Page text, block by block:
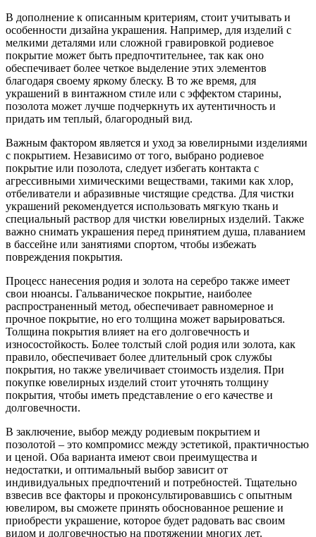
В дополнение к описанным критериям, стоит учитывать и
особенности дизайна украшения. Например, для изделий с
мелкими деталями или сложной гравировкой родиевое
покрытие может быть предпочтительнее, так как оно
обеспечивает более четкое выделение этих элементов
благодаря своему яркому блеску. В то же время, для
украшений в винтажном стиле или с эффектом старины,
позолота может лучше подчеркнуть их аутентичность и
придать им теплый, благородный вид.
Важным фактором является и уход за ювелирными изделиями
с покрытием. Независимо от того, выбрано родиевое
покрытие или позолота, следует избегать контакта с
агрессивными химическими веществами, такими как хлор,
отбеливатели и абразивные чистящие средства. Для чистки
украшений рекомендуется использовать мягкую ткань и
специальный раствор для чистки ювелирных изделий. Также
важно снимать украшения перед принятием душа, плаванием
в бассейне или занятиями спортом, чтобы избежать
повреждения покрытия.
Процесс нанесения родия и золота на серебро также имеет
свои нюансы. Гальваническое покрытие, наиболее
распространенный метод, обеспечивает равномерное и
прочное покрытие, но его толщина может варьироваться.
Толщина покрытия влияет на его долговечность и
износостойкость. Более толстый слой родия или золота, как
правило, обеспечивает более длительный срок службы
покрытия, но также увеличивает стоимость изделия. При
покупке ювелирных изделий стоит уточнять толщину
покрытия, чтобы иметь представление о его качестве и
долговечности.
В заключение, выбор между родиевым покрытием и
позолотой – это компромисс между эстетикой, практичностью
и ценой. Оба варианта имеют свои преимущества и
недостатки, и оптимальный выбор зависит от
индивидуальных предпочтений и потребностей. Тщательно
взвесив все факторы и проконсультировавшись с опытным
ювелиром, вы сможете принять обоснованное решение и
приобрести украшение, которое будет радовать вас своим
видом и долговечностью на протяжении многих лет.